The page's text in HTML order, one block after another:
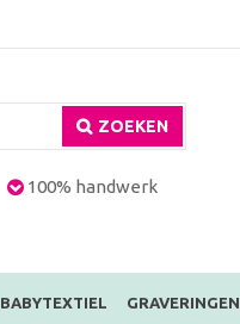
ZOEKEN
100% handwerk
BABYTEXTIEL GRAVERINGEN